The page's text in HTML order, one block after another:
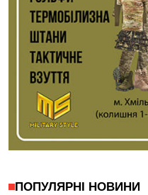
ПОПУЛЯРНІ НОВИНИ